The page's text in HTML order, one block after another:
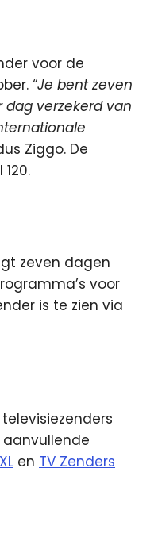
voor de
“Je bent zeven
dag verzekerd van
Ziggo. De
zeven dagen
voor
is te zien via
en TV Zenders